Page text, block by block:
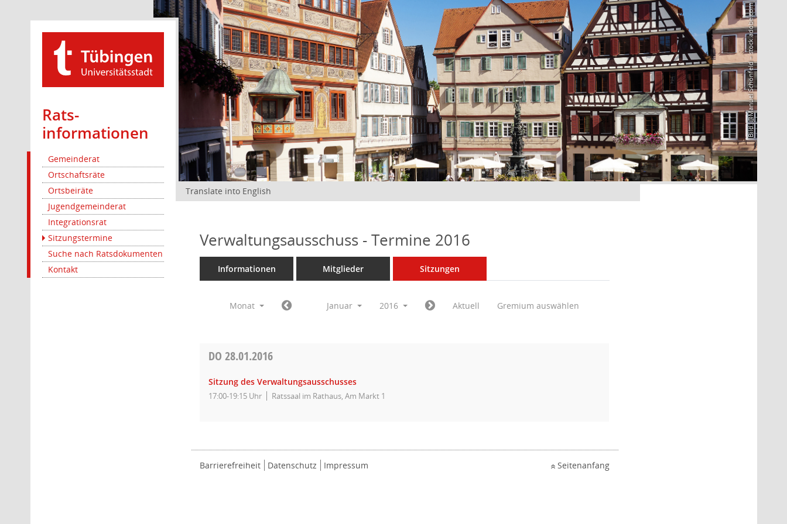
Rats­
informationen
Gemeinderat
Ortschaftsräte
Ortsbeiräte
Jugendgemeinderat
Integrationsrat
Sitzungstermine
Suche nach Ratsdokumenten
Kontakt
Bild: @Manuel Schönfeld – stock.adobe.com
Translate into English
Verwaltungsausschuss - Termine 2016
Informationen Mitglieder Sitzungen
Monat Januar 2016 Aktuell Gremium auswählen
DO28.01.2016
Sitzung des Verwaltungsausschusses
17:00-19:15 Uhr Ratssaal im Rathaus, Am Markt 1
Barrierefreiheit Datenschutz Impressum Seitenanfang